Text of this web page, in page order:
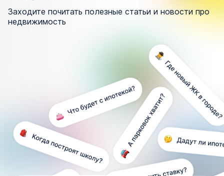
Заходите почитать полезные статьи и новости про
недвижимость